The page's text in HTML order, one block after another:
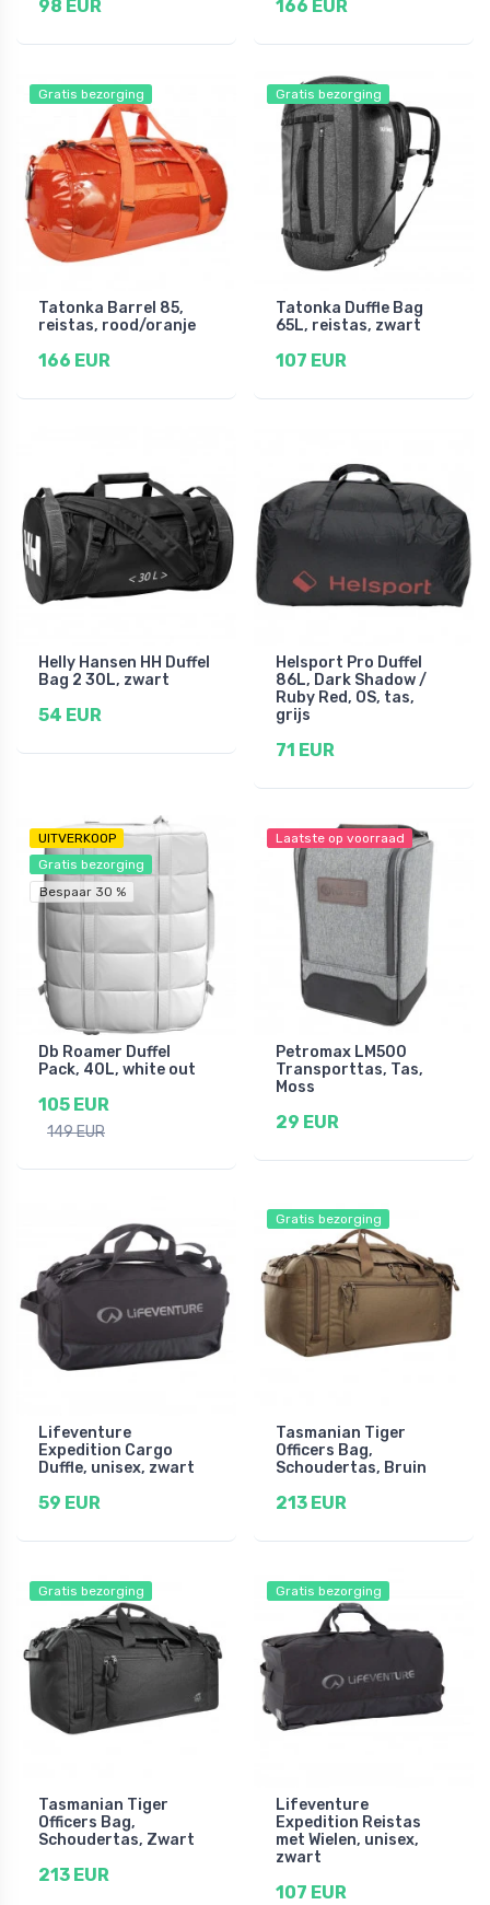
98 EUR 166 EUR
Gratis bezorging
Tatonka Barrel 85,
reistas, rood/oranje
166 EUR
Gratis bezorging
Tatonka Duffle Bag
65L, reistas, zwart
107 EUR
Helly Hansen HH Duffel
Bag 2 30L, zwart
54 EUR
Helsport Pro Duffel
86L, Dark Shadow /
Ruby Red, OS, tas,
grijs
71 EUR
UITVERKOOP
Gratis bezorging
Bespaar 30 %
Db Roamer Duffel
Pack, 40L, white out
105 EUR
149 EUR
Laatste op voorraad
Petromax LM500
Transporttas, Tas,
Moss
29 EUR
Lifeventure
Expedition Cargo
Duffle, unisex, zwart
59 EUR
Gratis bezorging
Tasmanian Tiger
Officers Bag,
Schoudertas, Bruin
213 EUR
Gratis bezorging
Tasmanian Tiger
Officers Bag,
Schoudertas, Zwart
213 EUR
Gratis bezorging
Lifeventure
Expedition Reistas
met Wielen, unisex,
zwart
107 EUR